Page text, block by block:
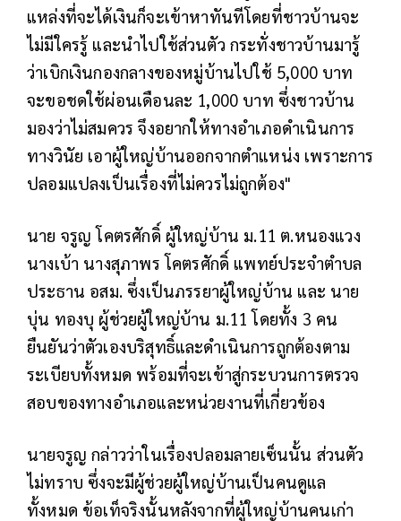
แหล่งที่จะได้เงินก็จะเข้าหาทันทีโดยที่ชาวบ้านจะ
ไม่มีใครรู้ และนำไปใช้ส่วนตัว กระทั่งชาวบ้านมารู้
ว่าเบิกเงินกองกลางของหมู่บ้านไปใช้ 5,000 บาท
จะขอชดใช้ผ่อนเดือนละ 1,000 บาท ซึ่งชาวบ้าน
มองว่าไม่สมควร จึงอยากให้ทางอำเภอดำเนินการ
ทางวินัย เอาผู้ใหญ่บ้านออกจากตำแหน่ง เพราะการ
ปลอมแปลงเป็นเรื่องที่ไม่ควรไม่ถูกต้อง"
นาย จรูญ โคตรศักดิ์ ผู้ใหญ่บ้าน ม.11 ต.หนองแวง
นางเบ้า นางสุภาพร โคตรศักดิ์ แพทย์ประจำตำบล
ประธาน อสม. ซึ่งเป็นภรรยาผู้ใหญ่บ้าน และ นาย
บุ่น ทองบุ ผู้ช่วยผู้ใหญ่บ้าน ม.11 โดยทั้ง 3 คน
ยืนยันว่าตัวเองบริสุทธิ์และดำเนินการถูกต้องตาม
ระเบียบทั้งหมด พร้อมที่จะเข้าสู่กระบวนการตรวจ
สอบของทางอำเภอและหน่วยงานที่เกี่ยวข้อง
นายจรูญ กล่าวว่าในเรื่องปลอมลายเซ็นนั้น ส่วนตัว
ไม่ทราบ ซึ่งจะมีผู้ช่วยผู้ใหญ่บ้านเป็นคนดูแล
ทั้งหมด ข้อเท็จริงนั้นหลังจากที่ผู้ใหญ่บ้านคนเก่า